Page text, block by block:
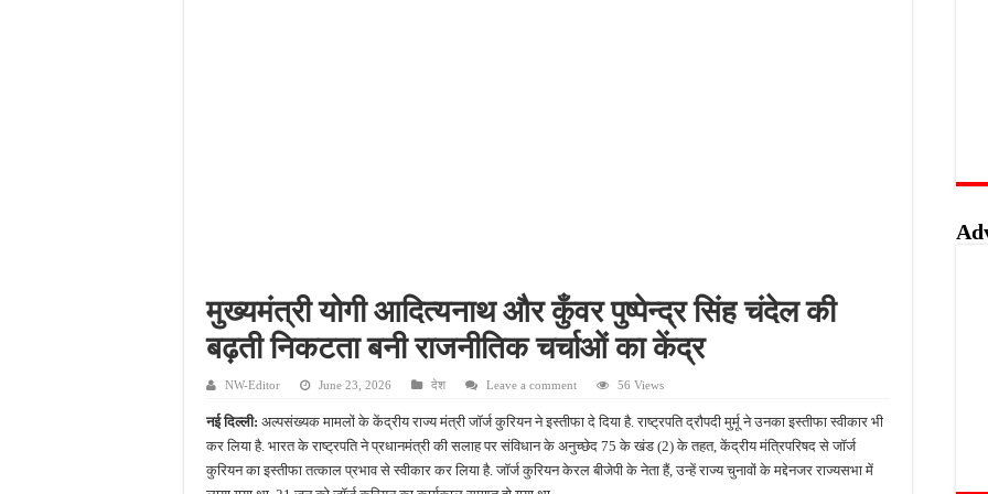
मुख्यमंत्री योगी आदित्यनाथ और कुँवर पुष्पेन्द्र सिंह चंदेल की
बढ़ती निकटता बनी राजनीतिक चर्चाओं का केंद्र
NW-Editor June 23, 2026 देश Leave a comment 56 Views
नई दिल्‍ली: अल्पसंख्यक मामलों के केंद्रीय राज्य मंत्री जॉर्ज कुरियन ने इस्तीफा दे दिया है. राष्ट्रपति द्रौपदी मुर्मू ने उनका इस्तीफा स्वीकार भी
कर लिया है. भारत के राष्ट्रपति ने प्रधानमंत्री की सलाह पर संविधान के अनुच्छेद 75 के खंड (2) के तहत, केंद्रीय मंत्रिपरिषद से जॉर्ज
कुरियन का इस्तीफा तत्काल प्रभाव से स्वीकार कर लिया है. जॉर्ज कुरियन केरल बीजेपी के नेता हैं, उन्हें राज्य चुनावों के मद्देनजर राज्यसभा में